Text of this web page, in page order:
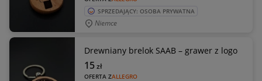
SPRZEDAJĄCY: OSOBA PRYWATNA
Niemce
Drewniany brelok SAAB – grawer z logo
OFERTA ZALLEGRO
15zł